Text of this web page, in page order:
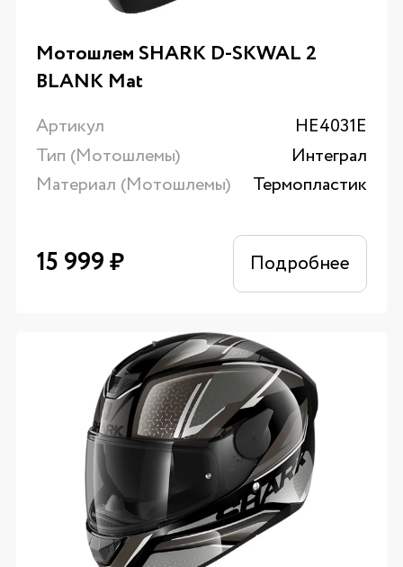
Мотошлем SHARK D-SKWAL 2
BLANK Mat
Артикул
HE4031E
Тип (Мотошлемы)
Интеграл
Материал (Мотошлемы)
Термопластик
15 999₽ Подробнее